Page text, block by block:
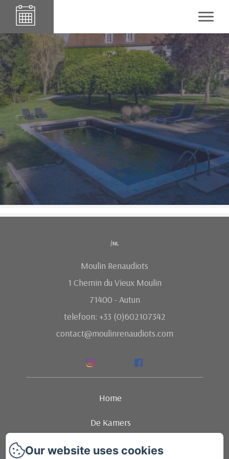
/nl
Moulin Renaudiots
1 Chemin du Vieux Moulin
71400 - Autun
telefoon: +33 (0)602107342
contact@moulinrenaudiots.com
Home
De Kamers
Ambience
Our website uses cookies